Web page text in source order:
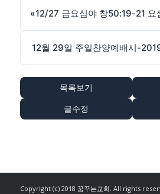
«12/27 금요심야 창50:19-21 요
12월 29일 주일찬양예배시-
목록보기
글수정
Copyright (c) 2018 꿈꾸는교회. All rights